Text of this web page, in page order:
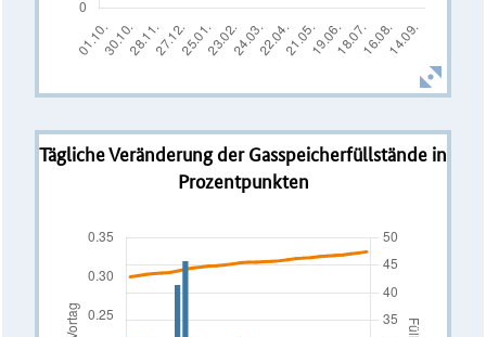
Tägliche Veränderung der Gasspeicherfüllstände in
Prozentpunkten